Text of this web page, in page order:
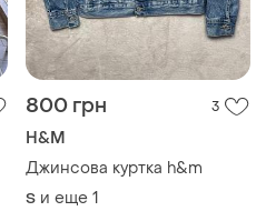
800 грн 3
H&M
Джинсова куртка h&m
S и еще 1